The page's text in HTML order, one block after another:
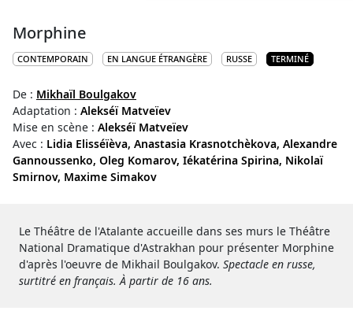
Morphine
CONTEMPORAIN EN LANGUE ÉTRANGÈRE RUSSE TERMINÉ
De : Mikhaïl Boulgakov
Adaptation : Alekséï Matveïev
Mise en scène : Alekséï Matveïev
Avec : Lidia Elisséïèva, Anastasia Krasnotchèkova, Alexandre
Gannoussenko, Oleg Komarov, Iékatérina Spirina, Nikolaï
Smirnov, Maxime Simakov
Le Théâtre de l'Atalante accueille dans ses murs le Théâtre
National Dramatique d'Astrakhan pour présenter Morphine
d'après l'oeuvre de Mikhail Boulgakov. Spectacle en russe,
surtitré en français. À partir de 16 ans.